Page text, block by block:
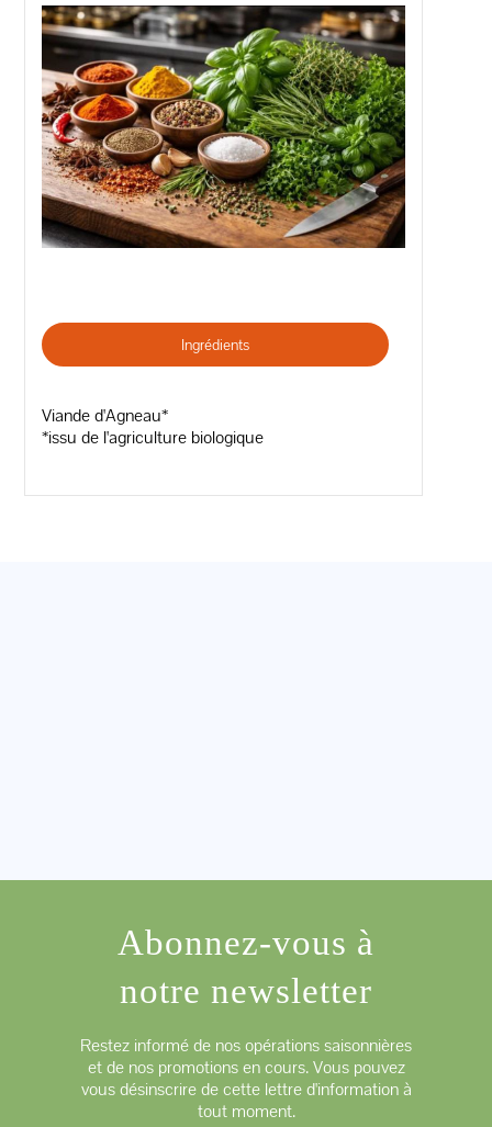
Ingrédients
Viande d'Agneau*
*issu de l'agriculture biologique
Abonnez-vous à
notre newsletter
Restez informé de nos opérations saisonnières
et de nos promotions en cours. Vous pouvez
vous désinscrire de cette lettre d'information à
tout moment.